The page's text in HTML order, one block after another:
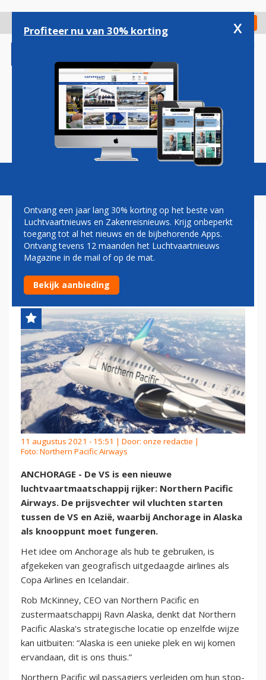
gaan
Check in
Magazine Podcasts Vacatures
NORTHERN PACIFIC: ALASKA
MOET HUB WORDEN TUSSEN
AZIË EN VS
11 augustus 2021 - 15:51 | Door: onze redactie |
Foto: Northern Pacific Airways
ANCHORAGE - De VS is een nieuwe
luchtvaartmaatschappij rijker: Northern Pacific
Airways. De prijsvechter wil vluchten starten
tussen de VS en Azië, waarbij Anchorage in Alaska
als knooppunt moet fungeren.
Het idee om Anchorage als hub te gebruiken, is
afgekeken van geografisch uitgedaagde airlines als
Copa Airlines en Icelandair.
Rob McKinney, CEO van Northern Pacific en
zustermaatschappij Ravn Alaska, denkt dat Northern
Pacific Alaska's strategische locatie op enzelfde wijze
kan uitbuiten: “Alaska is een unieke plek en wij komen
ervandaan, dit is ons thuis.”
Northern Pacific wil passagiers verleiden om hun stop-
Profiteer nu van 30% korting x
Ontvang een jaar lang 30% korting op het beste van
Luchtvaartnieuws en Zakenreisnieuws. Krijg onbeperkt
toegang tot al het nieuws en de bijbehorende Apps.
Ontvang tevens 12 maanden het Luchtvaartnieuws
Magazine in de mail of op de mat.
Bekijk aanbieding